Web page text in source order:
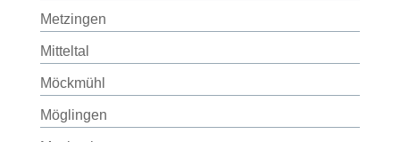
Metzingen
Mitteltal
Möckmühl
Möglingen